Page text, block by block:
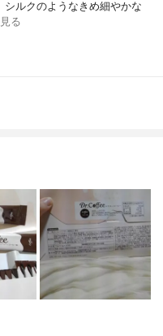
ルクのようなきめ細やかな
る